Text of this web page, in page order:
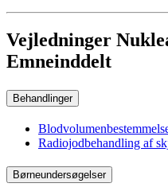
Vejledninger
Emneinddelt
Behandlinger
Radiojodbehandling af
Børneundersøgelser